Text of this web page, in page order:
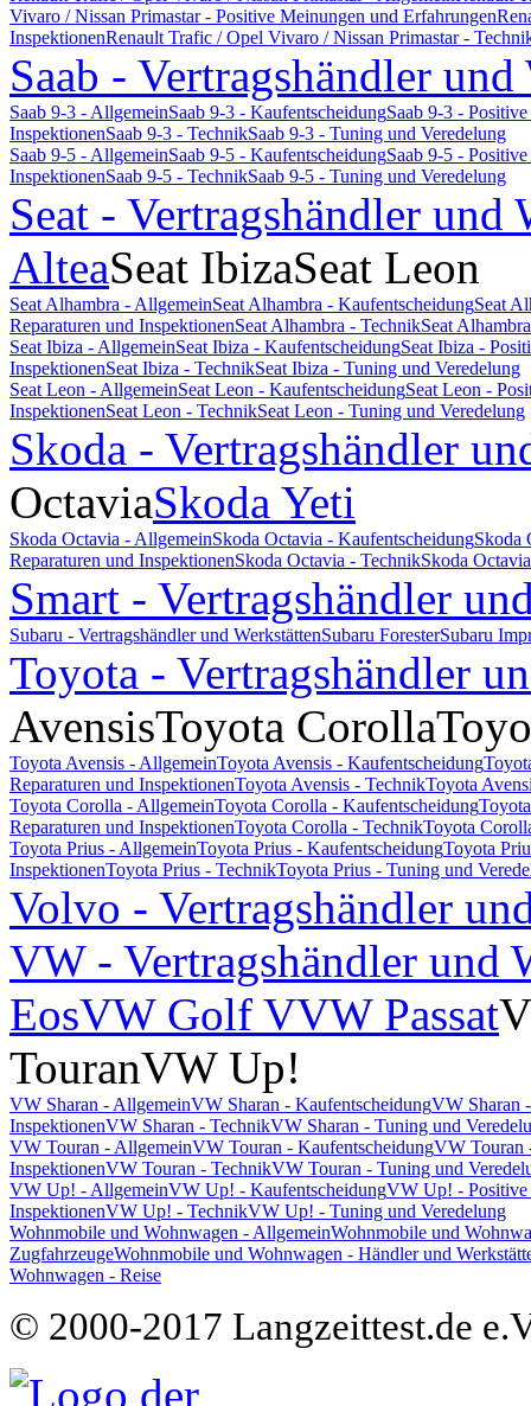
Vivaro / Nissan Primastar - Positive Meinungen und Erfahrungen
InspektionenRenault Trafic / Opel Vivaro / Nissan Primastar -
Saab - Vertragshändler und
Saab 9-3 - AllgemeinSaab 9-3 - KaufentscheidungSaab 9-3 -
InspektionenSaab 9-3 - TechnikSaab 9-3 - Tuning und Veredelung
Saab 9-5 - AllgemeinSaab 9-5 - KaufentscheidungSaab 9-5 -
InspektionenSaab 9-5 - TechnikSaab 9-5 - Tuning und Veredelung
Seat - Vertragshändler und
AlteaSeat IbizaSeat Leon
Seat Alhambra - AllgemeinSeat Alhambra - KaufentscheidungSeat
Reparaturen und InspektionenSeat Alhambra - TechnikSeat
Seat Ibiza - AllgemeinSeat Ibiza - KaufentscheidungSeat Ibiza -
InspektionenSeat Ibiza - TechnikSeat Ibiza - Tuning und Veredelung
Seat Leon - AllgemeinSeat Leon - KaufentscheidungSeat Leon -
InspektionenSeat Leon - TechnikSeat Leon - Tuning und Veredelung
Skoda - Vertragshändler
OctaviaSkoda Yeti
Skoda Octavia - AllgemeinSkoda Octavia - KaufentscheidungSkoda
Reparaturen und InspektionenSkoda Octavia - TechnikSkoda
Smart - Vertragshändler
Subaru - Vertragshändler und WerkstättenSubaru ForesterSubaru
Toyota - Vertragshändler
AvensisToyota Corolla
Toyota Avensis - AllgemeinToyota Avensis - Kaufentscheidung
Reparaturen und InspektionenToyota Avensis - TechnikToyota
Toyota Corolla - AllgemeinToyota Corolla - Kaufentscheidung
Reparaturen und InspektionenToyota Corolla - TechnikToyota
Toyota Prius - AllgemeinToyota Prius - KaufentscheidungToyota
InspektionenToyota Prius - TechnikToyota Prius - Tuning und
Volvo - Vertragshändler
VW - Vertragshändler und
EosVW Golf VVW Passat
TouranVW Up!
VW Sharan - AllgemeinVW Sharan - KaufentscheidungVW Sharan
InspektionenVW Sharan - TechnikVW Sharan - Tuning und
VW Touran - AllgemeinVW Touran - KaufentscheidungVW Touran
InspektionenVW Touran - TechnikVW Touran - Tuning und
VW Up! - AllgemeinVW Up! - KaufentscheidungVW Up! - Positive
InspektionenVW Up! - TechnikVW Up! - Tuning und Veredelung
Wohnmobile und Wohnwagen - AllgemeinWohnmobile und
ZugfahrzeugeWohnmobile und Wohnwagen - Händler und
Wohnwagen - Reise
© 2000-2017 Langzeittest.de